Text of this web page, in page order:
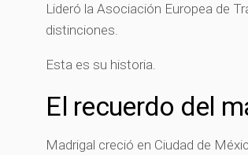
Lideró la Asociación Europea de
distinciones.
Esta es su historia.
El recuerdo del
Madrigal creció en Ciudad de